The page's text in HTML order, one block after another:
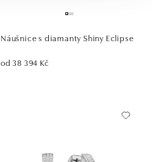
Náušnice s diamanty Shiny Eclipse
od 38 394 Kč